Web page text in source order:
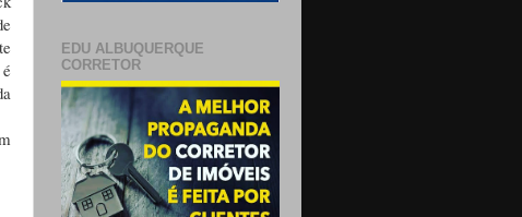
EDU ALBUQUERQUE
CORRETOR